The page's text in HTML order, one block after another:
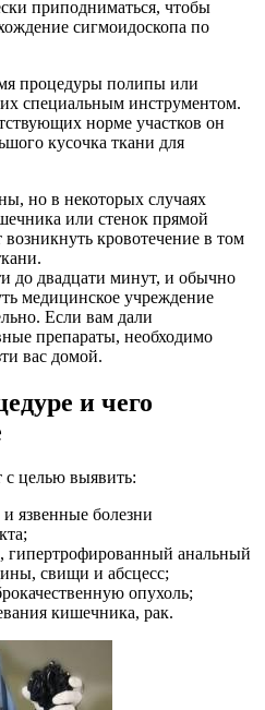
приподниматься, чтобы
сигмоидоскопа по
процедуры полипы или
специальным инструментом.
норме участков он
кусочка ткани для
но в некоторых случаях
или стенок прямой
кровотечение в том
до двадцати минут, и обычно
медицинское учреждение
Если вам дали
препараты, необходимо
вас домой.
и чего
целью выявить:
язвенные болезни
гипертрофированный анальный
свищи и абсцесс;
опухоль;
кишечника, рак.